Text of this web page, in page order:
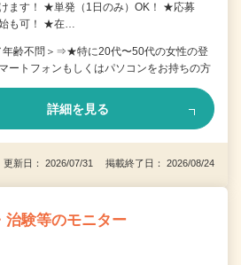
ます！ ★単発（1日のみ）OK！ ★応募
も可！ ★在…
年齢不問＞⇒★特に20代〜50代の女性の登
トフォンもしくはパソコンをお持ちの方
詳細を見る
更新日： 2026/07/31 掲載終了日： 2026/08/24
治験等のモニター